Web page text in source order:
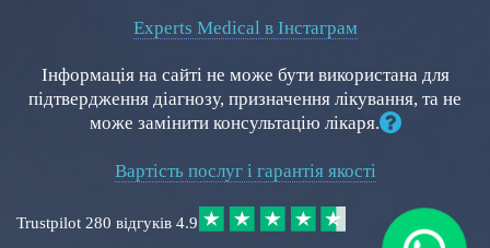
Experts Medical в Інстаграм
Інформація на сайті не може бути використана для
підтвердження діагнозу, призначення лікування, та не
може замінити консультацію лікаря.
Вартість послуг і гарантія якості
Trustpilot 280 відгуків 4.9